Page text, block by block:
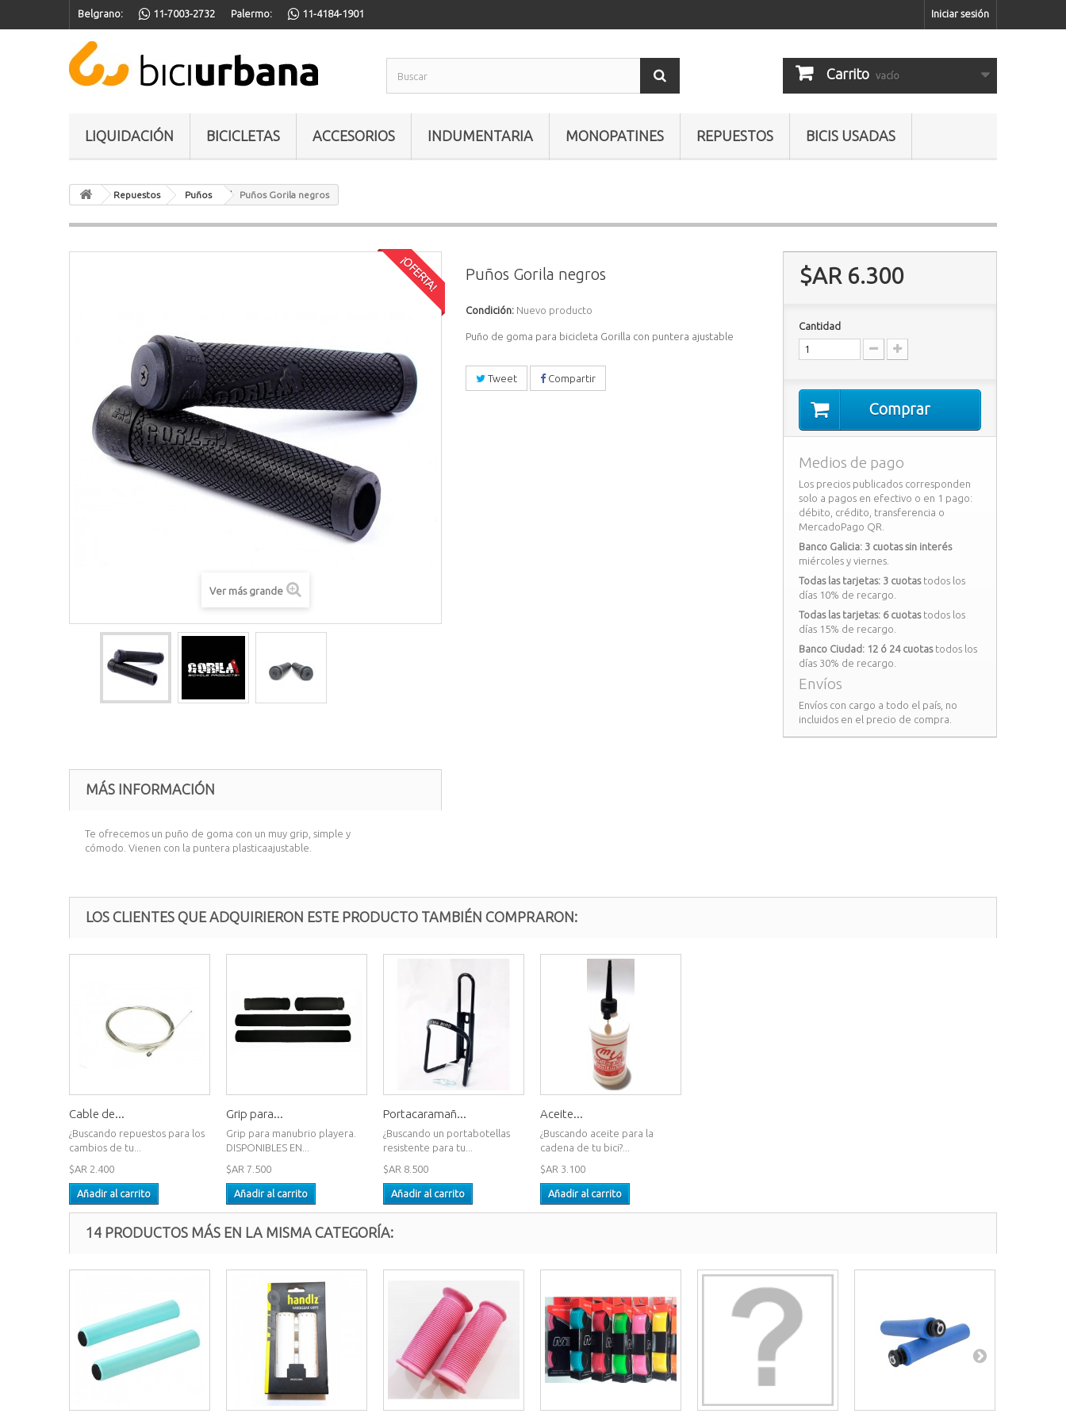
Belgrano: 11-7003-2732 Palermo: 11-4184-1901 Iniciar sesión
Carrito vacío
LIQUIDACIÓN BICICLETAS ACCESORIOS INDUMENTARIA MONOPATINES REPUESTOS BICIS USADAS
Repuestos Puños Puños Gorila negros
¡OFERTA!
Ver más grande
Puños Gorila negros
Condición: Nuevo producto
Puño de goma para bicicleta Gorilla con puntera ajustable
Tweet Compartir
$AR 6.300
Cantidad
Comprar
Medios de pago
Los precios publicados corresponden
solo a pagos en efectivo o en 1 pago:
débito, crédito, transferencia o
MercadoPago QR.
Banco Galicia: 3 cuotas sin interés
miércoles y viernes.
Todas las tarjetas: 3 cuotastodos los
días 10% de recargo.
Todas las tarjetas: 6 cuotastodos los
días 15% de recargo.
Banco Ciudad: 12 ó 24 cuotastodos los
días 30% de recargo.
Envíos
Envíos con cargo a todo el país, no
incluidos en el precio de compra.
MÁS INFORMACIÓN
Te ofrecemos un puño de goma con un muy grip, simple y
cómodo. Vienen con la puntera plasticaajustable.
LOS CLIENTES QUE ADQUIRIERON ESTE PRODUCTO TAMBIÉN COMPRARON:
Cable de...
¿Buscando repuestos para los
cambios de tu...
$AR 2.400
Añadir al carrito
Grip para...
Grip para manubrio playera.
DISPONIBLES EN...
$AR 7.500
Añadir al carrito
Portacaramañ...
¿Buscando un portabotellas
resistente para tu...
$AR 8.500
Añadir al carrito
Aceite...
¿Buscando aceite para la
cadena de tu bici?...
$AR 3.100
Añadir al carrito
14 PRODUCTOS MÁS EN LA MISMA CATEGORÍA: